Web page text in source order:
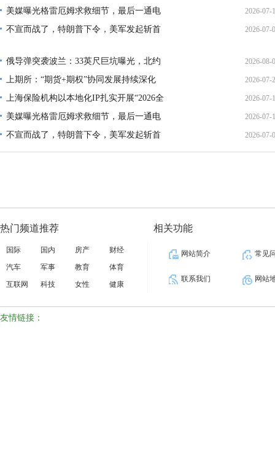
美媒曝光格雷厄姆求救细节，最后一通电 2026-07-
不宣而战了，特朗普下令，美军发起斩首 2026-07-
俄导弹突袭波兰：33英尺巨坑曝光，北约 2026-08-
上期所：“期货+期权”协同发展持续深化 2026-07-
上海保险机构以本地化IP扎实开展“2026全 2026-07-
美媒曝光格雷厄姆求救细节，最后一通电 2026-07-
不宣而战了，特朗普下令，美军发起斩首 2026-07-
热门频道推荐
国际 国内 房产
财经
汽车
军事 教育
体育
互联网
科技 女性 健康
相关功能
网站简介 常见
联系我们 网站
友情链接：